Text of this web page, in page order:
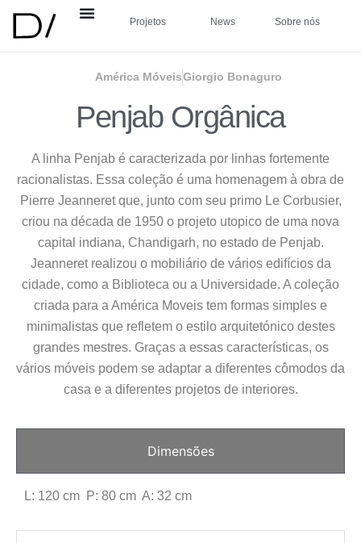
Projetos News Sobre nós
América MóveisGiorgio Bonaguro
Penjab Orgânica
A linha Penjab é caracterizada por linhas fortemente
racionalistas. Essa coleção é uma homenagem à obra de
Pierre Jeanneret que, junto com seu primo Le Corbusier,
criou na década de 1950 o projeto utopico de uma nova
capital indiana, Chandigarh, no estado de Penjab.
Jeanneret realizou o mobiliário de vários edifícios da
cidade, como a Biblioteca ou a Universidade. A coleção
criada para a América Moveis tem formas simples e
minimalistas que refletem o estilo arquitetónico destes
grandes mestres. Graças a essas características, os
vários móveis podem se adaptar a diferentes cômodos da
casa e a diferentes projetos de interiores.
Dimensões
L: 120 cm P: 80 cm A: 32 cm